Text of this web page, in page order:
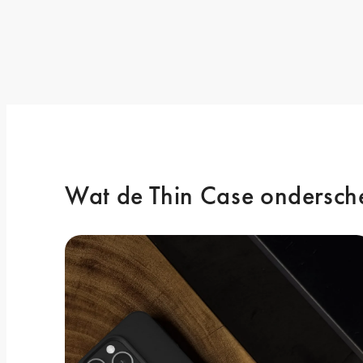
Wat de Thin Case